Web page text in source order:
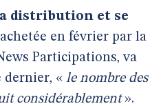
distribution et se
en février par la
Participations, va
dernier, « le nombre des
considérablement».